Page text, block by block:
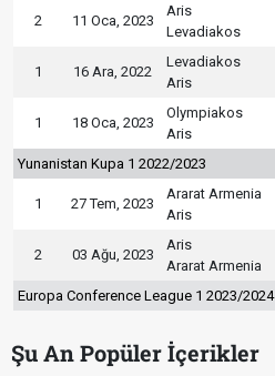
2 11 Oca, 2023
Aris
Levadiakos
1 16 Ara, 2022
Levadiakos
Aris
1 18 Oca, 2023
Olympiakos
Aris
Yunanistan Kupa 1 2022/2023
1 27 Tem, 2023
Ararat Armenia
Aris
2 03 Ağu, 2023
Aris
Ararat Armenia
Europa Conference League 1 2023/2024
Şu An Popüler İçerikler